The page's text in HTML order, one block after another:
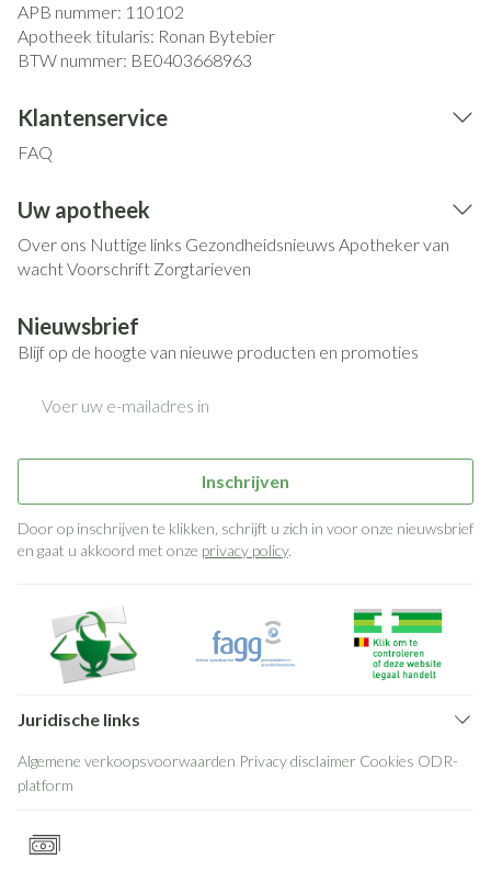
APB nummer: 110102
Apotheek titularis: Ronan Bytebier
BTW nummer: BE0403668963
Klantenservice
FAQ
Uw apotheek
Over ons Nuttige links Gezondheidsnieuws Apotheker van
wachtVoorschrift Zorgtarieven
Nieuwsbrief
Blijf op de hoogte van nieuwe producten en promoties
Inschrijven
Door op inschrijven te klikken, schrijft u zich in voor onze nieuwsbrief
en gaat u akkoord met onze privacy policy.
Juridische links
Algemene verkoopsvoorwaarden Privacy disclaimer Cookies ODR-
platform